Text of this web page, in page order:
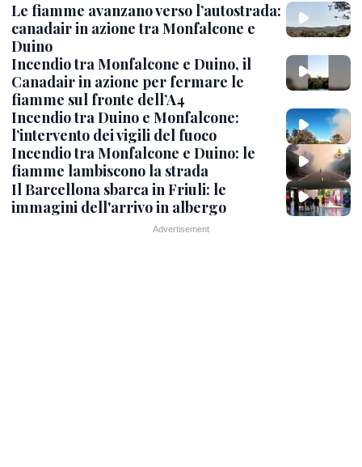
Le fiamme avanzano verso l’autostrada:
canadair in azione tra Monfalcone e
Duino
Incendio tra Monfalcone e Duino, il
Canadair in azione per fermare le
fiamme sul fronte dell’A4
Incendio tra Duino e Monfalcone:
l’intervento dei vigili del fuoco
Incendio tra Monfalcone e Duino: le
fiamme lambiscono la strada
Il Barcellona sbarca in Friuli: le
immagini dell'arrivo in albergo